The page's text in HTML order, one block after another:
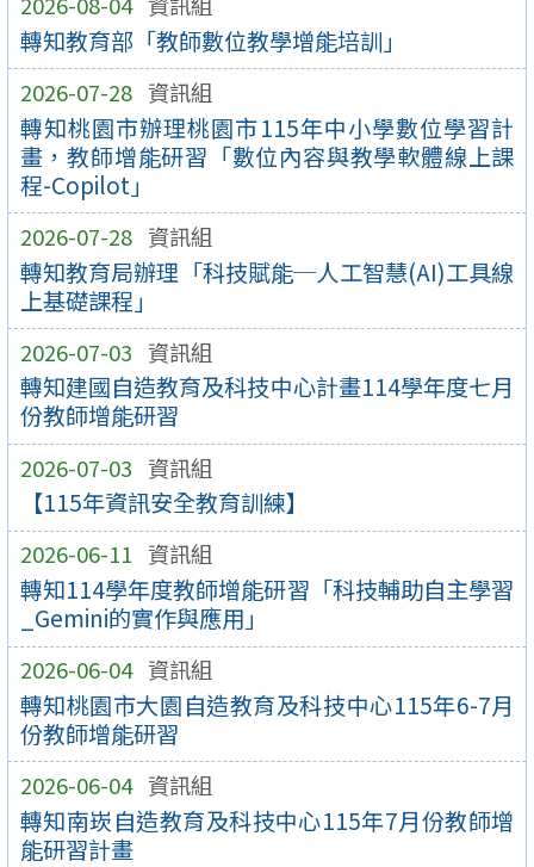
轉知教育部「教師數位教學增能培訓」
2026-07-28 資訊組
轉知桃園市辦理桃園市115年中小學數位學習計
畫，教師增能研習「數位內容與教學軟體線上課
程-Copilot」
2026-07-28 資訊組
轉知教育局辦理「科技賦能─人工智慧(AI)工具線
上基礎課程」
2026-07-03 資訊組
轉知建國自造教育及科技中心計畫114學年度七月
份教師增能研習
2026-07-03 資訊組
【115年資訊安全教育訓練】
2026-06-11 資訊組
轉知114學年度教師增能研習「科技輔助自主學習
_Gemini的實作與應用」
2026-06-04 資訊組
轉知桃園市大園自造教育及科技中心115年6-7月
份教師增能研習
2026-06-04 資訊組
轉知南崁自造教育及科技中心115年7月份教師增
能研習計畫